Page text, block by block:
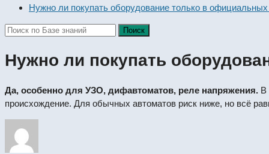
Нужно ли покупать оборудование только в официальных
Нужно ли покупать
Да, особенно для УЗО, дифавтоматов, реле напряжения. В
происхождение. Для обычных автоматов риск ниже, но всё